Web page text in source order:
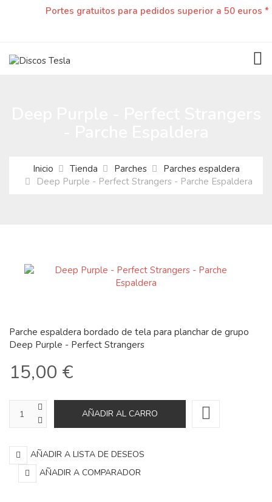
Portes gratuitos para pedidos superior a 50 euros *
Inicio Tienda Parches
Parches espaldera
Deep Purple - Perfect Strangers - Parche Espaldera
Parche espaldera bordado de tela para planchar de grupo
Deep Purple - Perfect Strangers
15,00 €
AÑADIR A LISTA DE DESEOS
AÑADIR A COMPARADOR